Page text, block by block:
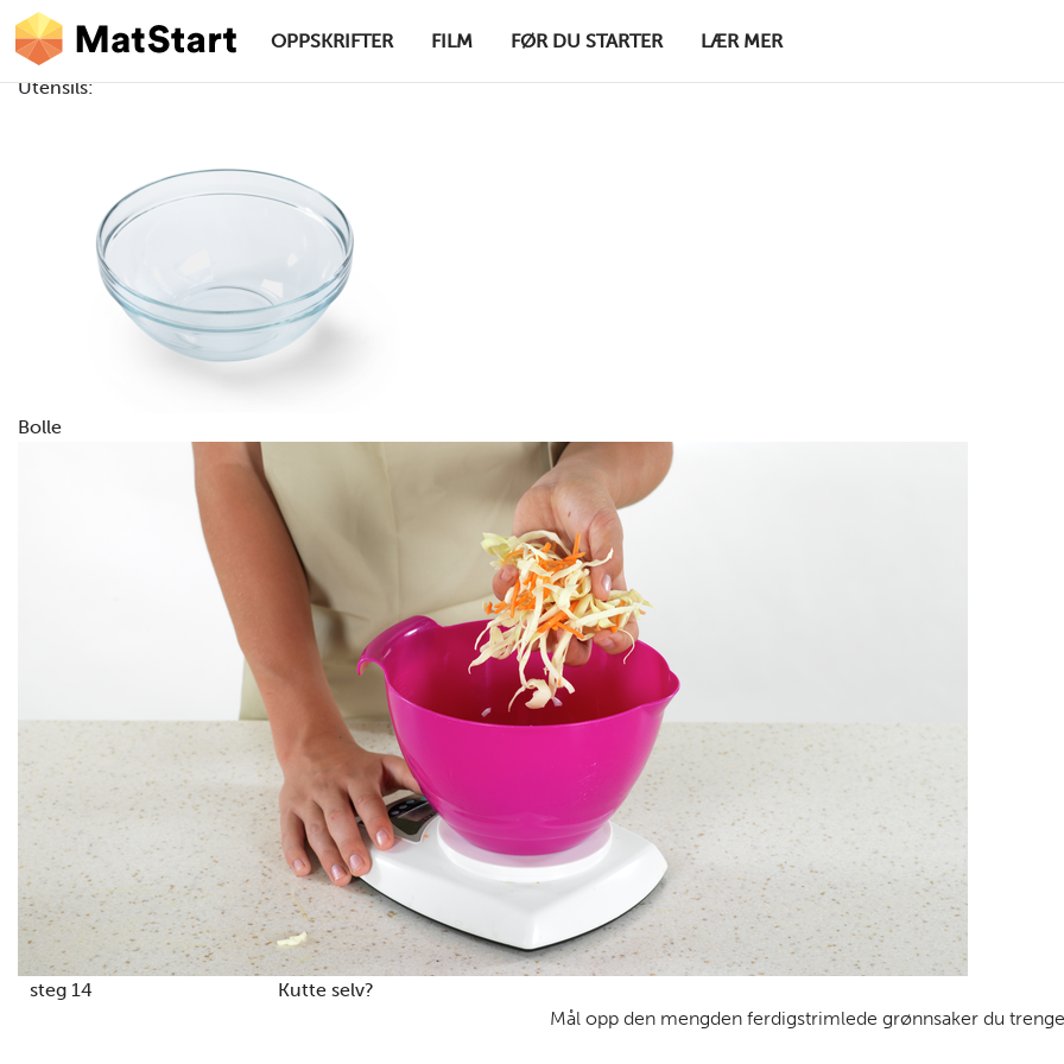
Hopp til hovedinnhold
hovednavigasjonsskrivebordsversjon
OPPSKRIFTER FILM FØR DU STARTER LÆR MER
Utensils:
Bolle
steg 14
Mål opp den mengden ferdigstrimlede grønnsaker du
Kutte selv?